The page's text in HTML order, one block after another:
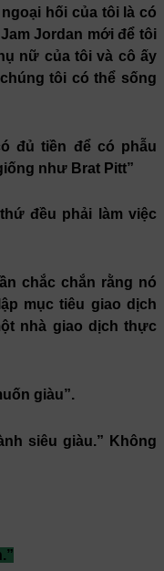
hối của tôi là có
Jordan mới để tôi
nữ của tôi và cô ấy
tôi có thể sống
đủ tiền để có phẫu
như Brat Pitt”
đều phải làm việc
chắc chắn rằng nó
mục tiêu giao dịch
nhà giao dịch thực
giàu”.
siêu giàu.” Không